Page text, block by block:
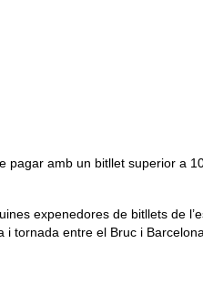
pagar amb un bitllet superior a
expenedores de bitllets de
i tornada entre el Bruc i